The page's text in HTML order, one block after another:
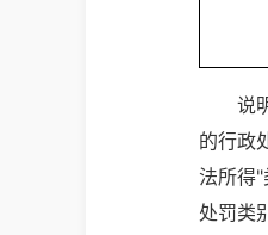
说
的行政
法所得
处罚类